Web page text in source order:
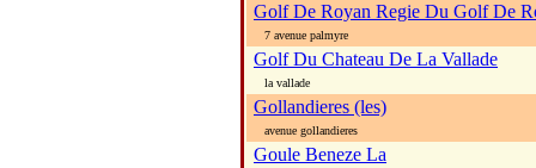
Golf De Royan Regie Du Golf De
7 avenue palmyre
Golf Du Chateau De La Vallade
la vallade
Gollandieres (les)
avenue gollandieres
Goule Beneze La